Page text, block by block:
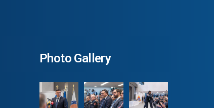
Photo Gallery